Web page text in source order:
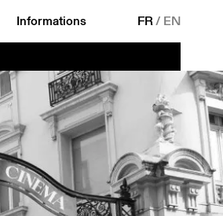
Informations FR/ EN